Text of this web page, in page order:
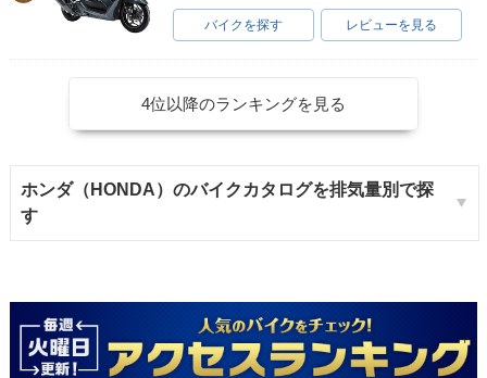
バイクを探す レビューを見る
4位以降のランキングを見る
ホンダ（HONDA）のバイクカタログを排気量別で探
す